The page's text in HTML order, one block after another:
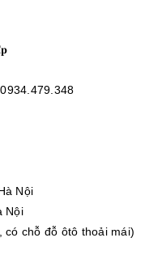
Nội
Nội
có chỗ đỗ ôtô thoải mái)